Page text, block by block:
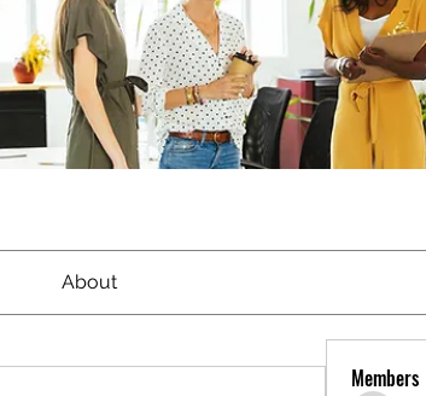
About
Members